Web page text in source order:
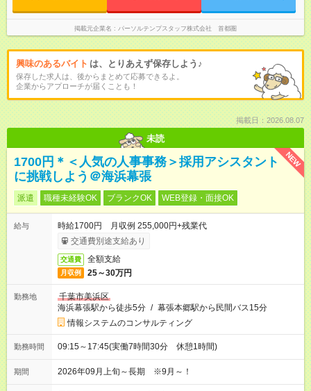
掲載元企業名 パーソルテンプスタッフ株式会社 首都圏
興味のあるバイト は、とりあえず保存しよう♪
保存した求人は、後からまとめて応募できるよ。
企業からアプローチが届くことも！
掲載日：2026.08.07
未読
NEW
1700円＊＜人気の人事事務＞採用アシスタント
に挑戦しよう＠海浜幕張
派遣 職種未経験OK ブランクOK WEB登録・面接OK
給与
時給1700円 月収例 255,000円+残業代
交通費別途支給あり
交通費 全額支給
月収例 25～30万円
勤務地
千葉市美浜区
海浜幕張駅から徒歩5分 / 幕張本郷駅から民間バス15分
情報システムのコンサルティング
勤務時間 09:15～17:45(実働7時間30分 休憩1時間)
期間 2026年09月上旬～長期 ※9月～！